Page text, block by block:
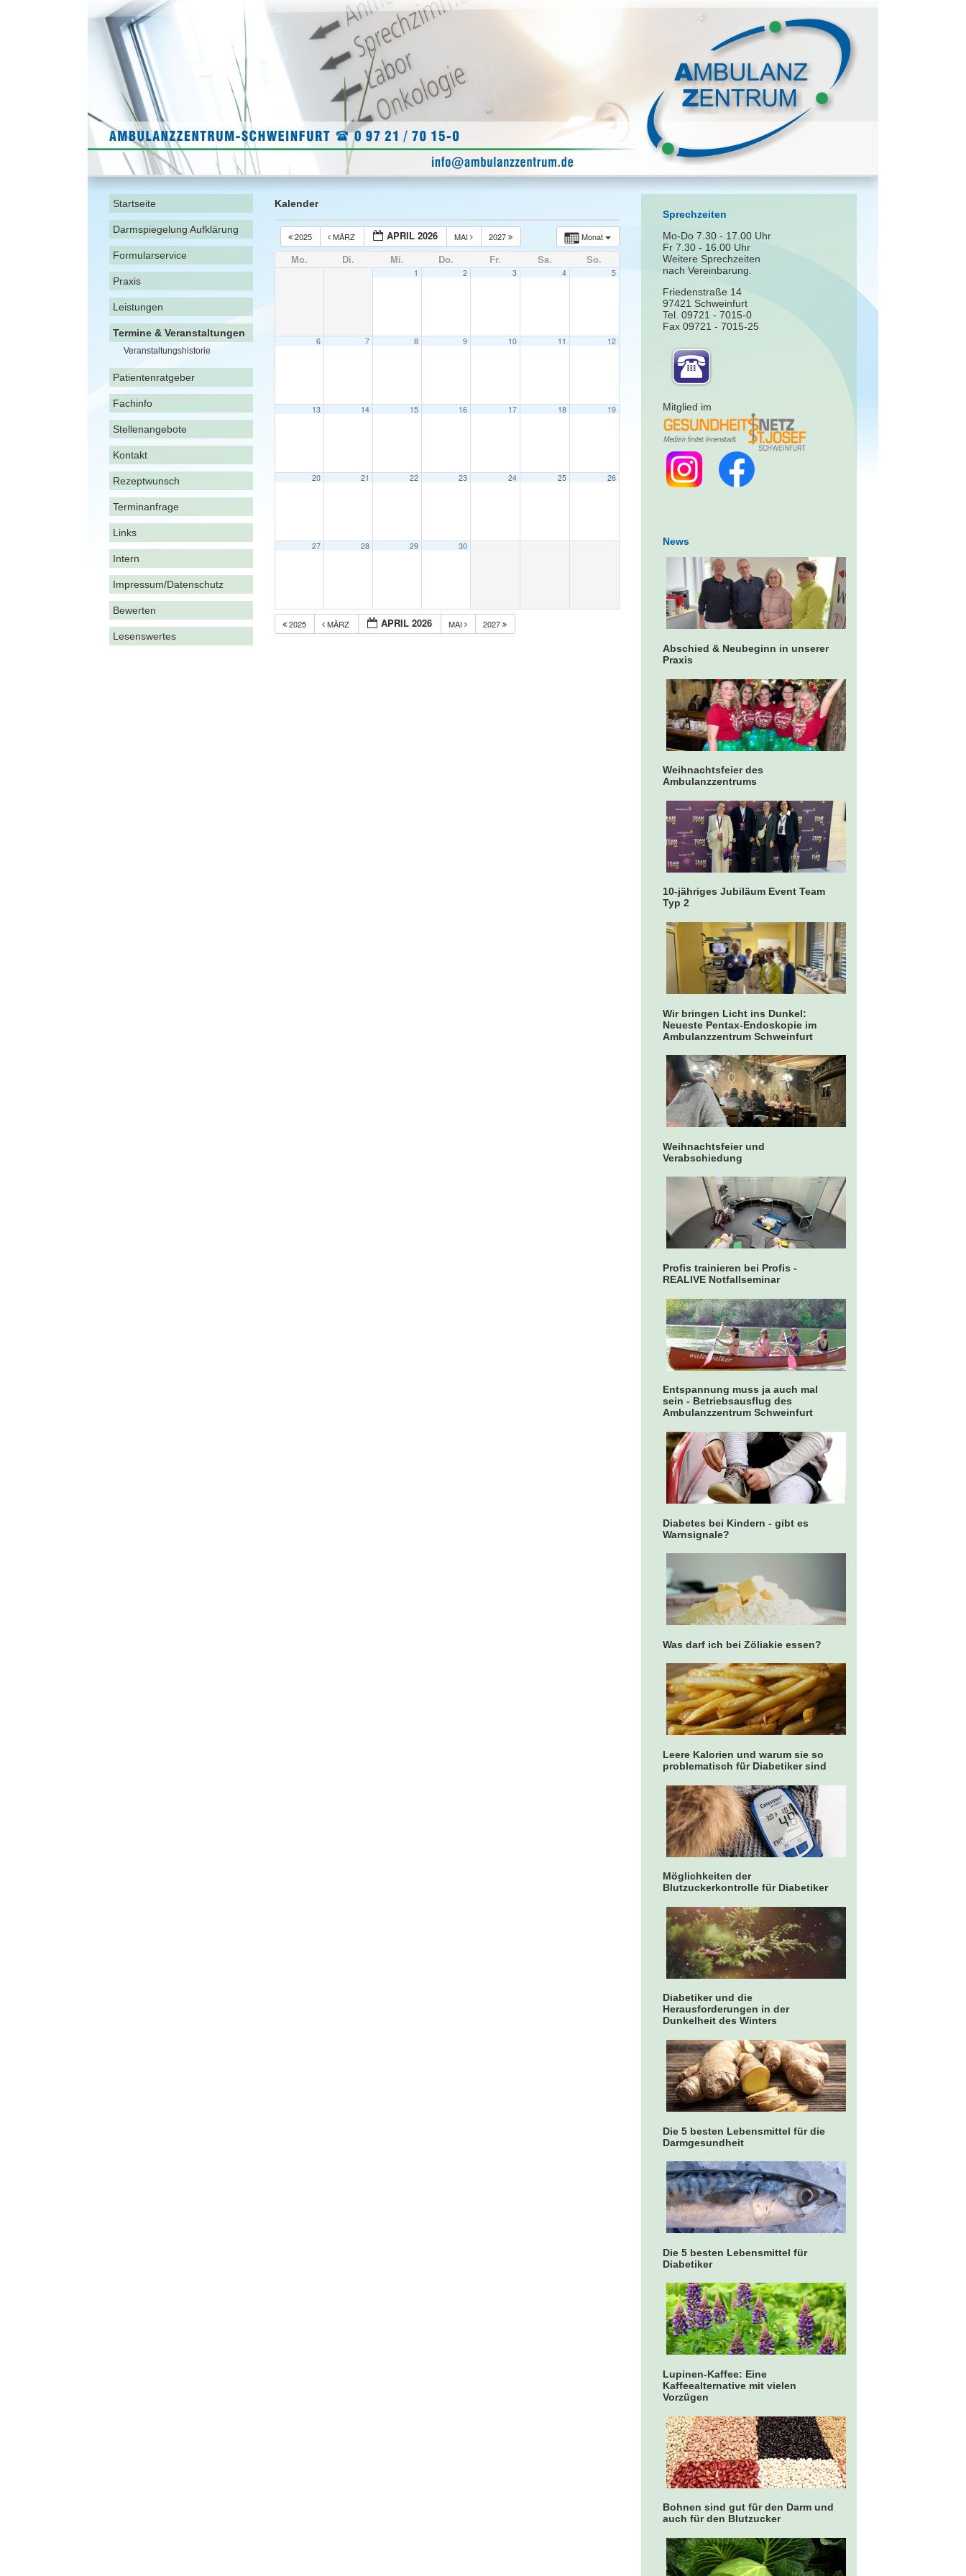
Startseite
Darmspiegelung Aufklärung
Formularservice
Praxis
Leistungen
Termine & Veranstaltungen
Veranstaltungshistorie
Patientenratgeber
Fachinfo
Stellenangebote
Kontakt
Rezeptwunsch
Terminanfrage
Links
Intern
Impressum/Datenschutz
Bewerten
Lesenswertes
Kalender
Monat
2025 MÄRZ APRIL 2026 MAI 2027
Mo. Di. Mi. Do. Fr. Sa. So.
1 2 3 4 5
6 7 8 9 10 11 12
13 14 15 16 17 18 19
20 21 22 23 24 25 26
27 28 29 30
2025 MÄRZ APRIL 2026 MAI 2027
Sprechzeiten
Mo-Do 7.30 - 17.00 Uhr
Fr 7.30 - 16.00 Uhr
Weitere Sprechzeiten
nach Vereinbarung.
Friedenstraße 14
97421 Schweinfurt
Tel. 09721 - 7015-0
Fax 09721 - 7015-25
Mitglied im
News
Abschied & Neubeginn in unserer
Praxis
Weihnachtsfeier des
Ambulanzzentrums
10-jähriges Jubiläum Event Team
Typ 2
Wir bringen Licht ins Dunkel:
Neueste Pentax-Endoskopie im
Ambulanzzentrum Schweinfurt
Weihnachtsfeier und
Verabschiedung
Profis trainieren bei Profis -
REALIVE Notfallseminar
Entspannung muss ja auch mal
sein - Betriebsausflug des
Ambulanzzentrum Schweinfurt
Diabetes bei Kindern - gibt es
Warnsignale?
Was darf ich bei Zöliakie essen?
Leere Kalorien und warum sie so
problematisch für Diabetiker sind
Möglichkeiten der
Blutzuckerkontrolle für Diabetiker
Diabetiker und die
Herausforderungen in der
Dunkelheit des Winters
Die 5 besten Lebensmittel für die
Darmgesundheit
Die 5 besten Lebensmittel für
Diabetiker
Lupinen-Kaffee: Eine
Kaffeealternative mit vielen
Vorzügen
Bohnen sind gut für den Darm und
auch für den Blutzucker